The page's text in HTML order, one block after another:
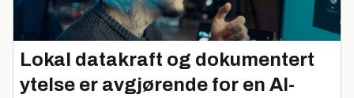
Lokal datakraft og dokumentert
ytelse er avgjørende for en AI-